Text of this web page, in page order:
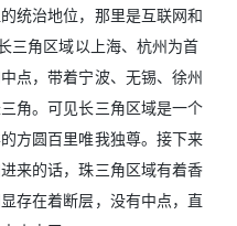
统治地位，那里是互联网和
三角区域以上海、杭州为首
点，带着宁波、无锡、徐州
角。可见长三角区域是一个
方圆百里唯我独尊。接下来
来的话，珠三角区域有着香
存在着断层，没有中点，直